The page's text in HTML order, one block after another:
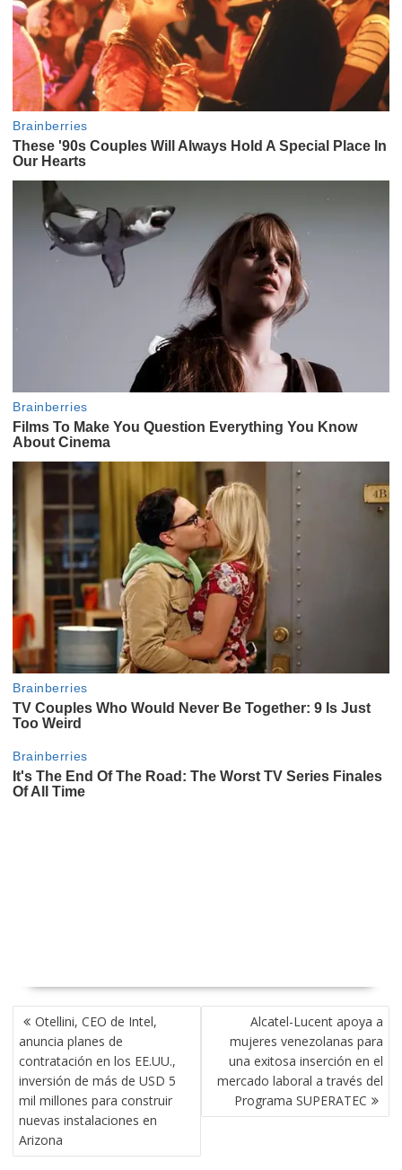
NAVEGACIÓN
DE
ENTRADAS
Otellini, CEO de Intel,
anuncia planes de
contratación en los EE.UU.,
inversión de más de USD 5
mil millones para construir
nuevas instalaciones en
Arizona
Alcatel-Lucent apoya a
mujeres venezolanas para
una exitosa inserción en el
mercado laboral a través del
Programa SUPERATEC